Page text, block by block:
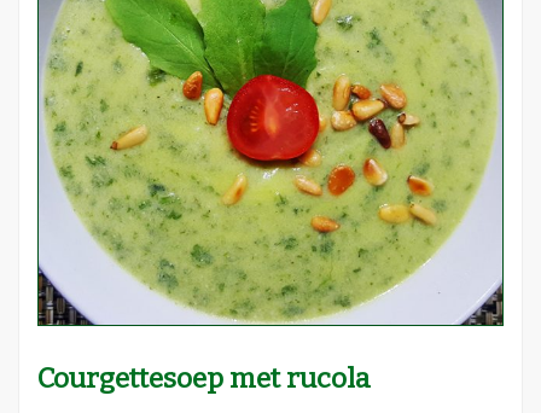
Courgettesoep met rucola